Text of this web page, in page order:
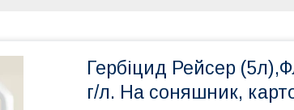
Гербіцид Рейсер
г/л. На соняшник,